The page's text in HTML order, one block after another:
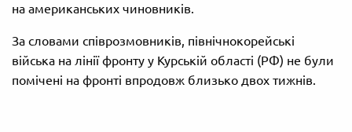
на американських чиновників.
За словами співрозмовників, північнокорейські
війська на лінії фронту у Курській області (РФ) не були
помічені на фронті впродовж близько двох тижнів.